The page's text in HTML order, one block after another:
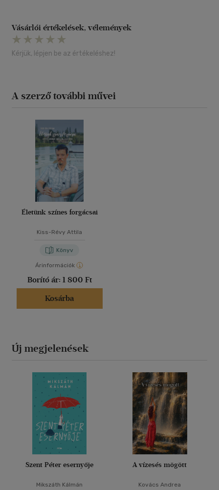
Vásárlói értékelések, vélemények
Kérjük, lépjen be az értékeléshez!
A szerző további művei
Életünk színes forgácsai
Kiss-Révy Attila
Könyv
Árinformációk
Borító ár: 1 800 Ft
Kosárba
Új megjelenések
Szent Péter esernyője
Mikszáth Kálmán
A vízesés mögött
Kovács Andrea